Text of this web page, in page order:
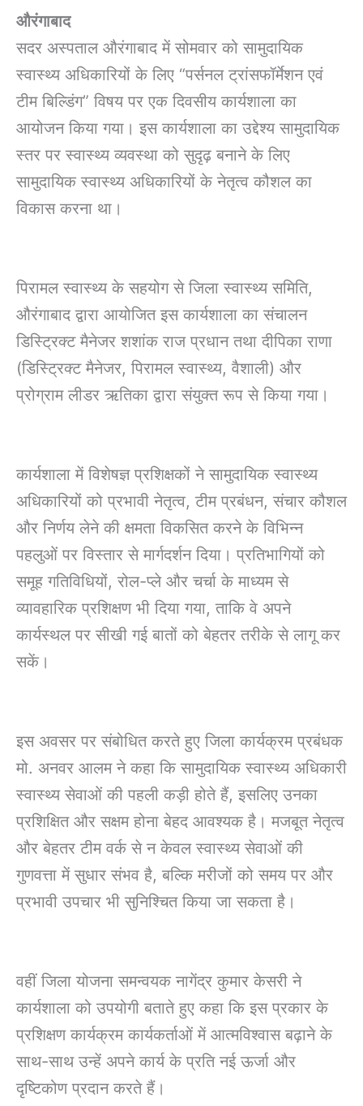
औरंगाबाद
सदर अस्पताल औरंगाबाद में सोमवार को सामुदायिक
स्वास्थ्य अधिकारियों के लिए “पर्सनल ट्रांसफॉर्मेशन एवं
टीम बिल्डिंग” विषय पर एक दिवसीय कार्यशाला का
आयोजन किया गया। इस कार्यशाला का उद्देश्य सामुदायिक
स्तर पर स्वास्थ्य व्यवस्था को सुदृढ़ बनाने के लिए
सामुदायिक स्वास्थ्य अधिकारियों के नेतृत्व कौशल का
विकास करना था।
पिरामल स्वास्थ्य के सहयोग से जिला स्वास्थ्य समिति,
औरंगाबाद द्वारा आयोजित इस कार्यशाला का संचालन
डिस्ट्रिक्ट मैनेजर शशांक राज प्रधान तथा दीपिका राणा
(डिस्ट्रिक्ट मैनेजर, पिरामल स्वास्थ्य, वैशाली) और
प्रोग्राम लीडर ऋतिका द्वारा संयुक्त रूप से किया गया।
कार्यशाला में विशेषज्ञ प्रशिक्षकों ने सामुदायिक स्वास्थ्य
अधिकारियों को प्रभावी नेतृत्व, टीम प्रबंधन, संचार कौशल
और निर्णय लेने की क्षमता विकसित करने के विभिन्न
पहलुओं पर विस्तार से मार्गदर्शन दिया। प्रतिभागियों को
समूह गतिविधियों, रोल-प्ले और चर्चा के माध्यम से
व्यावहारिक प्रशिक्षण भी दिया गया, ताकि वे अपने
कार्यस्थल पर सीखी गई बातों को बेहतर तरीके से लागू कर
सकें।
इस अवसर पर संबोधित करते हुए जिला कार्यक्रम प्रबंधक
मो. अनवर आलम ने कहा कि सामुदायिक स्वास्थ्य अधिकारी
स्वास्थ्य सेवाओं की पहली कड़ी होते हैं, इसलिए उनका
प्रशिक्षित और सक्षम होना बेहद आवश्यक है। मजबूत नेतृत्व
और बेहतर टीम वर्क से न केवल स्वास्थ्य सेवाओं की
गुणवत्ता में सुधार संभव है, बल्कि मरीजों को समय पर और
प्रभावी उपचार भी सुनिश्चित किया जा सकता है।
वहीं जिला योजना समन्वयक नागेंद्र कुमार केसरी ने
कार्यशाला को उपयोगी बताते हुए कहा कि इस प्रकार के
प्रशिक्षण कार्यक्रम कार्यकर्ताओं में आत्मविश्वास बढ़ाने के
साथ-साथ उन्हें अपने कार्य के प्रति नई ऊर्जा और
दृष्टिकोण प्रदान करते हैं।